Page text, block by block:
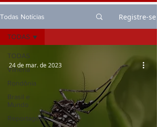
Todas Notícias Registre-se
TODAS
Vilhena
Rondônia
Brasil e
Mundo
Reportagens
TODAS
24 de mar. de 2023